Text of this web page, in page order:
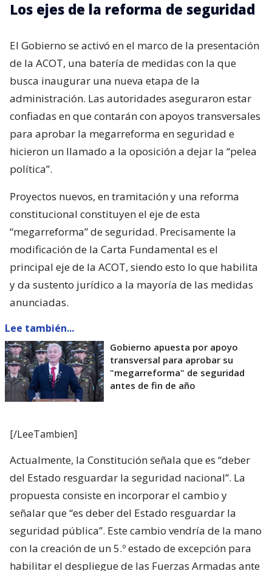
Los ejes de la reforma de seguridad
El Gobierno se activó en el marco de la presentación
de la ACOT, una batería de medidas con la que
busca inaugurar una nueva etapa de la
administración. Las autoridades aseguraron estar
confiadas en que contarán con apoyos transversales
para aprobar la megarreforma en seguridad e
hicieron un llamado a la oposición a dejar la “pelea
política”.
Proyectos nuevos, en tramitación y una reforma
constitucional constituyen el eje de esta
“megarreforma” de seguridad. Precisamente la
modificación de la Carta Fundamental es el
principal eje de la ACOT, siendo esto lo que habilita
y da sustento jurídico a la mayoría de las medidas
anunciadas.
Lee también...
Gobierno apuesta por apoyo
transversal para aprobar su
"megarreforma" de seguridad
antes de fin de año
[/LeeTambien]
Actualmente, la Constitución señala que es “deber
del Estado resguardar la seguridad nacional”. La
propuesta consiste en incorporar el cambio y
señalar que “es deber del Estado resguardar la
seguridad pública”. Este cambio vendría de la mano
con la creación de un 5.º estado de excepción para
habilitar el despliegue de las Fuerzas Armadas ante